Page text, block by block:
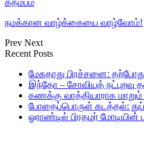
நமக்கான வாழ்க்கையை வாழ்வோம்!
Prev Next
Recent Posts
மேகதாது பிரச்சனை:
இந்தோ – சோவியத் நட்புறவு
கணக்கு வாத்தியாராக மாறும்
போதைப்பொருள் கடத்தல்:
ஓராண்டில் பிரதமர்